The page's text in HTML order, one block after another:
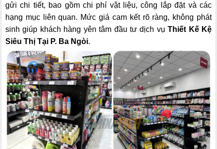
gửi chi tiết, bao gồm chi phí vật liệu, công lắp đặt và các
hạng mục liên quan. Mức giá cam kết rõ ràng, không phát
sinh giúp khách hàng yên tâm đầu tư dịch vụThiết Kế Kệ
Siêu Thị Tại P. Ba Ngòi.